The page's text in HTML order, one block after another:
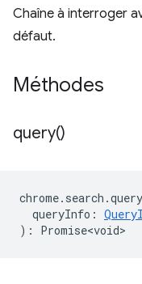
Chaîne à interroger
défaut.
Méthodes
query()
chrome. search .query
queryInfo :
) : Promise<void>